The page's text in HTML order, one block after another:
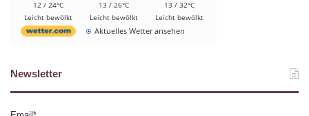
12 / 24°C
Leicht bewölkt
13 / 26°C
Leicht bewölkt
13 / 32°C
Leicht bewölkt
Aktuelles Wetter ansehen
Newsletter